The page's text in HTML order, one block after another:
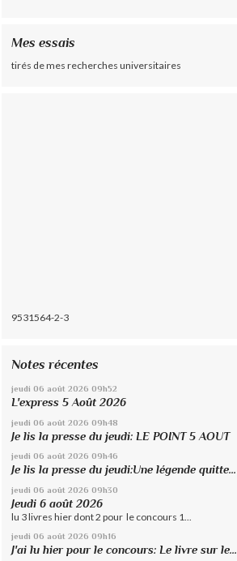
Mes essais
tirés de mes recherches universitaires
9531564-2-3
Notes récentes
jeudi 06 août 2026 09h52
L'express 5 Août 2026
jeudi 06 août 2026 09h48
Je lis la presse du jeudi: LE POINT 5 AOUT
jeudi 06 août 2026 09h46
Je lis la presse du jeudi:Une légende quitte...
jeudi 06 août 2026 09h30
Jeudi 6 août 2026
lu 3 livres hier dont 2 pour le concours 1...
jeudi 06 août 2026 09h16
J'ai lu hier pour le concours: Le livre sur le...